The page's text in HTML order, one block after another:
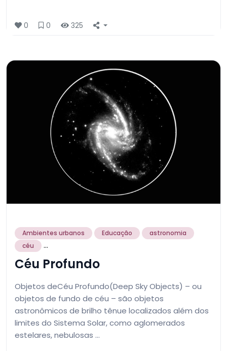
0 0 325
Ambientes urbanos Educação
astronomia
céu
...
Céu Profundo
Objetos deCéu Profundo(Deep Sky Objects) – ou
objetos de fundo de céu – são objetos
astronômicos de brilho tênue localizados além dos
limites do Sistema Solar, como aglomerados
estelares, nebulosas …